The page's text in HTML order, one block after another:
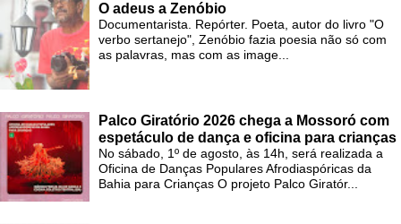
O adeus a Zenóbio
Documentarista. Repórter. Poeta, autor do livro "O
verbo sertanejo", Zenóbio fazia poesia não só com
as palavras, mas com as image...
Palco Giratório 2026 chega a Mossoró com
espetáculo de dança e oficina para crianças
No sábado, 1º de agosto, às 14h, será realizada a
Oficina de Danças Populares Afrodiaspóricas da
Bahia para Crianças O projeto Palco Giratór...